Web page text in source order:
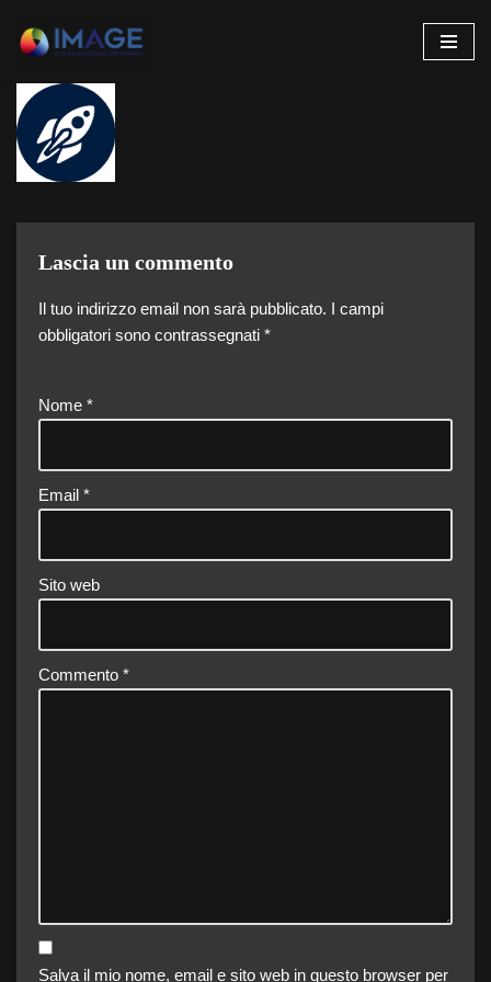
Vai
al
contenuto
Lascia un commento
Il tuo indirizzo email non sarà pubblicato. I campi
obbligatori sono contrassegnati *
Nome *
Email *
Sito web
Commento *
Salva il mio nome, email e sito web in questo browser per